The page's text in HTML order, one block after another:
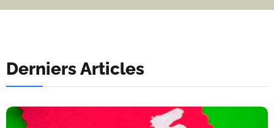
Derniers Articles